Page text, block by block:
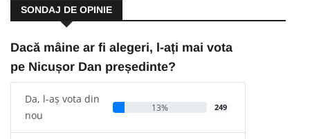
SONDAJ DE OPINIE
Dacă mâine ar fi alegeri, l-ați mai vota
pe Nicușor Dan președinte?
Da, l-aș vota din
nou
13% 249